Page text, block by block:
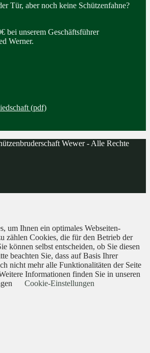
Tür, aber noch keine Schützenfahne?
bei unserem Geschäftsführer
Werner.
(pdf)
Wewer - Alle Rechte
um Ihnen ein optimales Webseiten-
zählen Cookies, die für den Betrieb der
können selbst entscheiden, ob Sie diesen
beachten Sie, dass auf Basis Ihrer
nicht mehr alle Funktionalitäten der Seite
Informationen finden Sie in unseren
Cookie-Einstellungen